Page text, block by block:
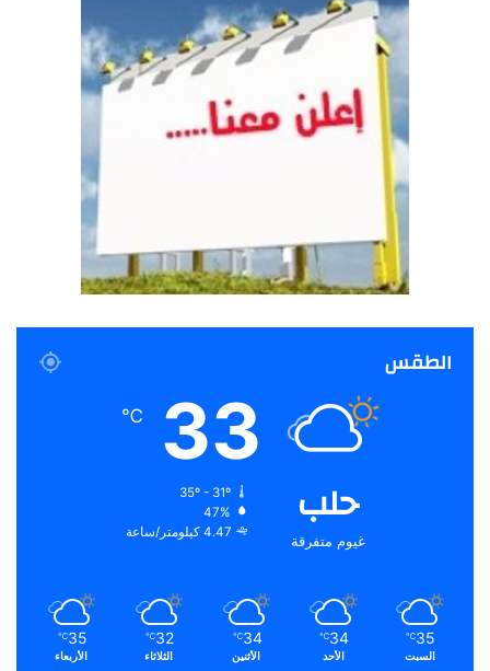
الطقس
حلب
غيوم متفرقة
33
℃
35º - 31º
47%
4.47 كيلومتر/ساعة
35
℃
السبت
34
℃
الأحد
34
℃
الأثنين
32
℃
الثلاثاء
35
℃
الأربعاء